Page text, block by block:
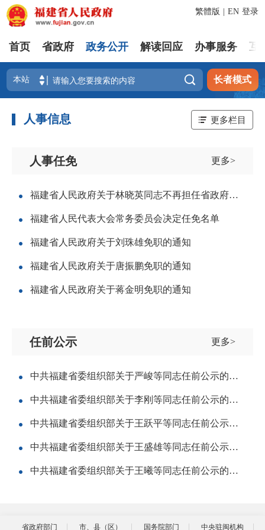
登录
繁體版 EN
首页 省政府 政务公开 解读回应 办事服务 互
 长者模式
人事信息 更多栏目
更多>
人事任免
福建省人民政府关于林晓英同志不再担任省政府参事的通知
福建省人民代表大会常务委员会决定任免名单
福建省人民政府关于刘珠雄免职的通知
福建省人民政府关于唐振鹏免职的通知
福建省人民政府关于蒋金明免职的通知
更多>
任前公示
中共福建省委组织部关于严峻等同志任前公示的公告
中共福建省委组织部关于李刚等同志任前公示的公告
中共福建省委组织部关于王跃平等同志任前公示的公告
中共福建省委组织部关于王盛雄等同志任前公示的公告
中共福建省委组织部关于王曦等同志任前公示的公告
省政府部门 市、县（区） 国务院部门 中央驻闽机构